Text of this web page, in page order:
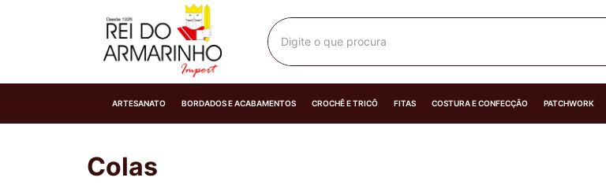
Digite o que procura
ARTESANATO BORDADOS E ACABAMENTOS CROCHÊ E TRICÔ FITAS COSTURA E CONFECÇÃO PATCHWORK
Colas